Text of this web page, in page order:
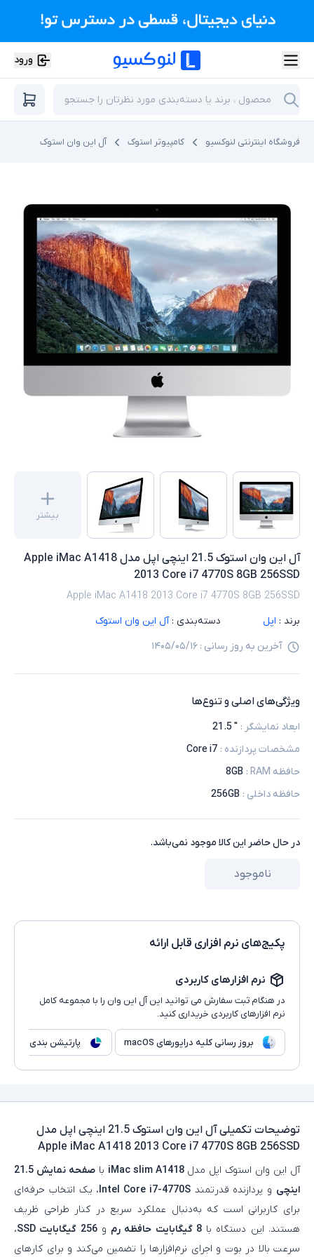
ورود
فروشگاه اینترنتی لنوکسیو کامپیوتر استوک آل این وان استوک
بیشتر
آل این وان استوک 21.5 اینچی اپل مدل Apple iMac A1418
2013 Core i7 4770S 8GB 256SSD
Apple iMac A1418 2013 Core i7 4770S 8GB 256SSD
برند : اپل دسته‌بندی : آل این وان استوک
آخرین به روز رسانی : ۱۴۰۵/۰۵/۱۶
ویژگی‌های اصلی و تنوع‌ها
ابعاد نمایشگر :
" 21.5
مشخصات پردازنده :
Core i7
حافظه RAM
:
8GB
حافظه داخلی :
256GB
در حال حاضر این کالا موجود نمی‌باشد.
ناموجود
پکیج‌های نرم افزاری قابل ارائه
نرم افزارهای کاربردی
در هنگام ثبت سفارش می توانید این آل این وان را با مجموعه کامل
نرم افزارهای کاربردی خریداری کنید.
بروز رسانی کلیه درایورهای macOS پارتیشن بندی هارد
توضیحات تکمیلی
آل این وان استوک 21.5 اینچی اپل مدل
Apple iMac A1418 2013 Core i7 4770S 8GB 256SSD
آل‌ این‌ وان استوک اپل مدلiMac slim A1418 با
صفحه‌ نمایش 21.5
اینچی و پردازنده قدرتمندIntel Core i7-4770S، یک انتخاب حرفه‌ای
برای کاربرانی است که به‌دنبال عملکرد سریع در کنار طراحی ظریف
هستند. این دستگاه با8 گیگابایت حافظه رم و256 گیگابایت SSD
،
سرعت بالا در بوت و اجرای نرم‌افزارها را تضمین می‌کند و برای کارهای